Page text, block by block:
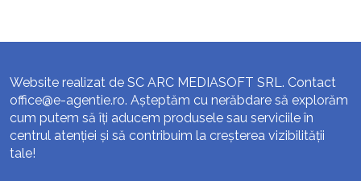
Website realizat de SC ARC MEDIASOFT SRL. Contact
office@e-agentie.ro. Așteptăm cu nerăbdare să explorăm
cum putem să îți aducem produsele sau serviciile în
centrul atenției și să contribuim la creșterea vizibilității
tale!